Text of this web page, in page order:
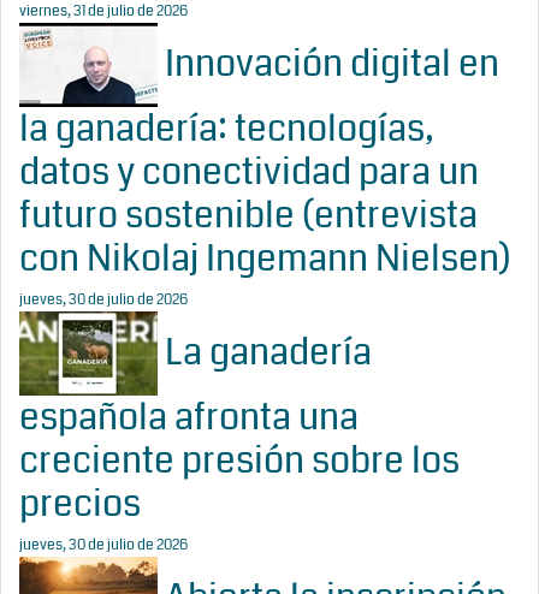
viernes, 31 de julio de 2026
Innovación digital en
la ganadería: tecnologías,
datos y conectividad para un
futuro sostenible (entrevista
con Nikolaj Ingemann Nielsen)
jueves, 30 de julio de 2026
La ganadería
española afronta una
creciente presión sobre los
precios
jueves, 30 de julio de 2026